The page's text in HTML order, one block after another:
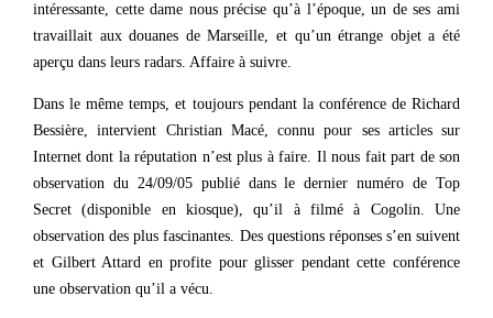
intéressante, cette dame nous précise qu’à l’époque, un de ses ami
travaillait aux douanes de Marseille, et qu’un étrange objet a été
aperçu dans leurs radars. Affaire à suivre.
Dans le même temps, et toujours pendant la conférence de Richard
Bessière, intervient Christian Macé, connu pour ses articles sur
Internet dont la réputation n’est plus à faire. Il nous fait part de son
observation du 24/09/05 publié dans le dernier numéro de Top
Secret (disponible en kiosque), qu’il à filmé à Cogolin. Une
observation des plus fascinantes. Des questions réponses s’en suivent
et Gilbert Attard en profite pour glisser pendant cette conférence
une observation qu’il a vécu.